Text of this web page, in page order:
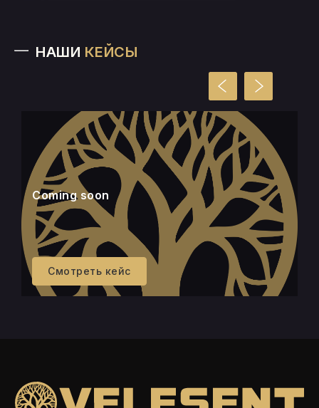
НАШИ КЕЙСЫ
Coming soon
Смотреть кейс